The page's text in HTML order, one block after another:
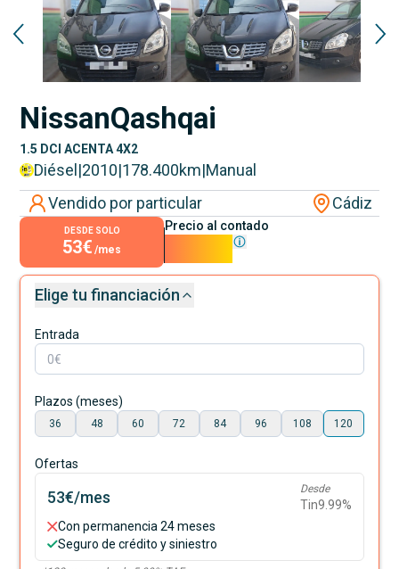
NissanQashqai
1.5 DCI ACENTA 4X2
Diésel |2010|178.400km|Manual
Vendido por particular
Cádiz
DESDE SOLO
53€ /mes
Precio al contado
Elige tu financiación
Entrada
Plazos (meses)
36 48 60 72 84 96 108 120
Ofertas
53€/mes Desde
Tin9.99%
Con permanencia 24 meses
Seguro de crédito y siniestro